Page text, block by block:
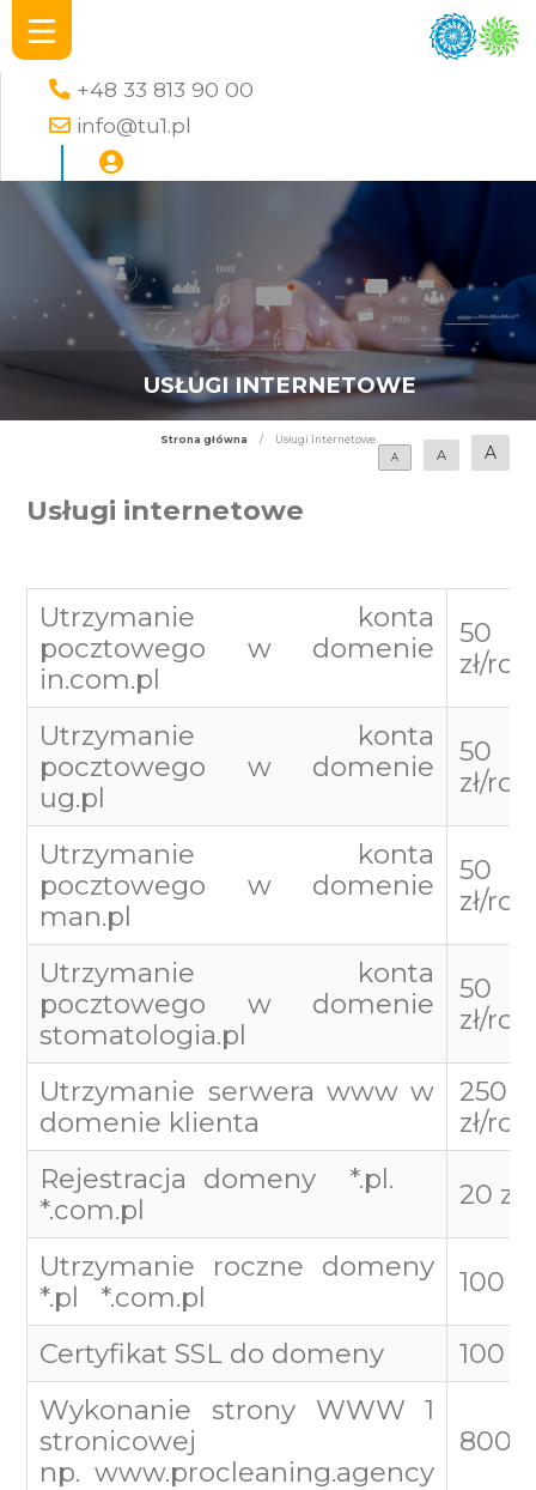
+48 33 813 90 00
info@tu1.pl
USŁUGI INTERNETOWE
Strona główna /
Usługi Internetowe
A
A A
Usługi internetowe
Utrzymanie konta
pocztowego w domenie
in.com.pl
50
zł/
Utrzymanie konta
pocztowego w domenie
ug.pl
50
zł/
Utrzymanie konta
pocztowego w domenie
man.pl
50
zł/
Utrzymanie konta
pocztowego w domenie
stomatologia.pl
50
zł/
Utrzymanie serwera www w
domenie klienta
250
zł/
Rejestracja domeny *.pl.
*.com.pl
20 zł
Utrzymanie roczne domeny
*.pl *.com.pl
100
Certyfikat SSL do domeny
100
Wykonanie strony WWW 1
stronicowej
np.www.procleaning.agency
800